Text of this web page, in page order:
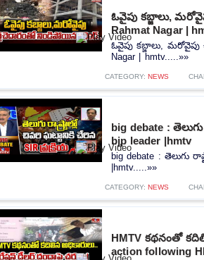
ఓవైపు కబ్జాలు,
Rahmat Nagar |
ఓవైపు కబ్జాలు,
Nagar | hmtv.....»»
CATEGORY: NEWS
big debate :
bjp leader |hmtv
big debate : తెలుగు
|hmtv.....»»
CATEGORY: NEWS
HMTV కథనంతో
action following